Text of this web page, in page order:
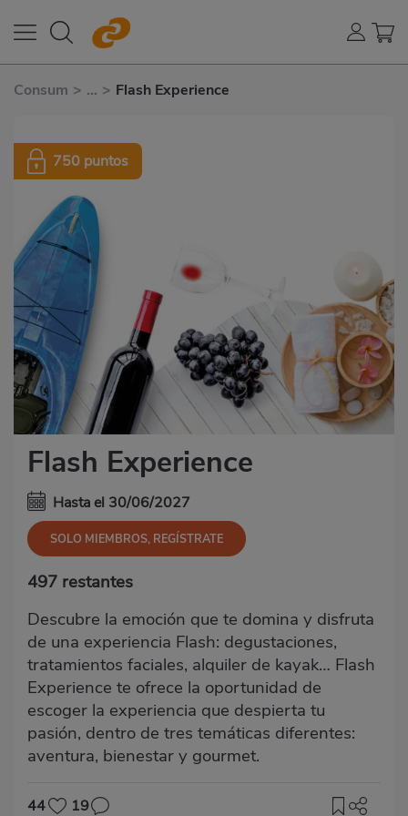
Consum > ... > Flash Experience
750 puntos
Flash Experience
Hasta el 30/06/2027
SOLO MIEMBROS, REGÍSTRATE
497 restantes
Descubre la emoción que te domina y disfruta
de una experiencia Flash: degustaciones,
tratamientos faciales, alquiler de kayak… Flash
Experience te ofrece la oportunidad de
escoger la experiencia que despierta tu
pasión, dentro de tres temáticas diferentes:
aventura, bienestar y gourmet.
44 19